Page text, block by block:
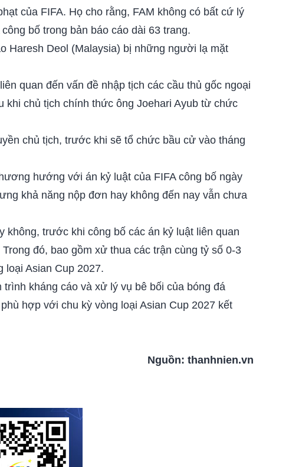
của FIFA. Họ cho rằng, FAM không có bất cứ lý
bố trong bản báo cáo dài 63 trang.
Haresh Deol (Malaysia) bị những người lạ mặt
quan đến vấn đề nhập tịch các cầu thủ gốc ngoại
khi chủ tịch chính thức ông Joehari Ayub từ chức
chủ tịch, trước khi sẽ tổ chức bầu cử vào tháng
hướng với án kỷ luật của FIFA công bố ngày
khả năng nộp đơn hay không đến nay vẫn chưa
không, trước khi công bố các án kỷ luật liên quan
đó, bao gồm xử thua các trận cùng tỷ số 0-3
loại Asian Cup 2027.
kháng cáo và xử lý vụ bê bối của bóng đá
hợp với chu kỳ vòng loại Asian Cup 2027 kết
Nguồn: thanhnien.vn